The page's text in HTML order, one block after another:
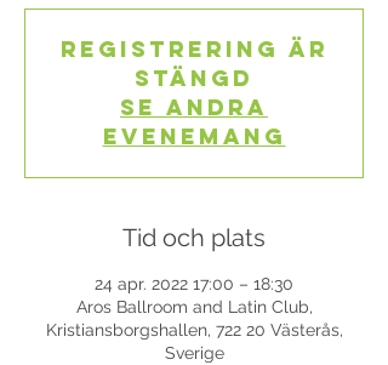
Registrering är
stängd
Se andra
evenemang
Tid och plats
24 apr. 2022 17:00 – 18:30
Aros Ballroom and Latin Club,
Kristiansborgshallen, 722 20 Västerås,
Sverige